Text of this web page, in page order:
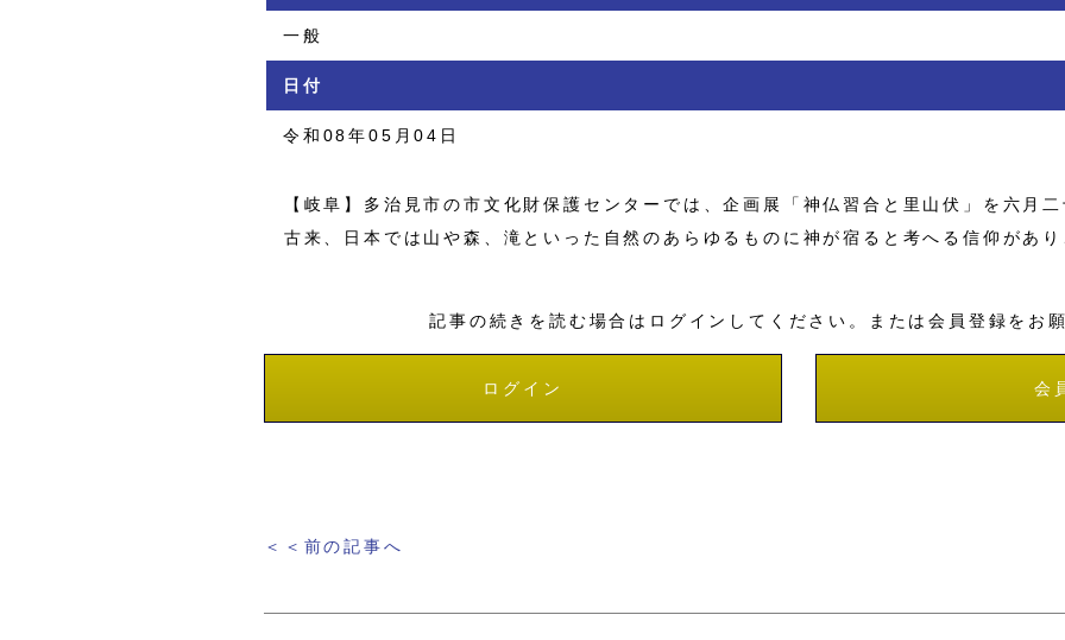
一般
日付
令和08年05月04日
【岐阜】多治見市の市文化財保護センターでは、企画展「神仏習合と里山伏」を六月
古来、日本では山や森、滝といった自然のあらゆるものに神が宿ると考へる信仰があ
記事の続きを読む場合はログインしてください。または会員登録をお
ログイン 会
＜＜前の記事へ